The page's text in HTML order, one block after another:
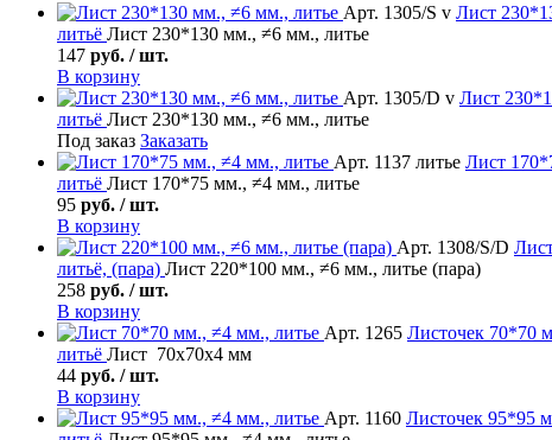
Арт. 1305/S v Лист
литьё Лист 230*130 мм., ≠6 мм., литье
147 руб. / шт.
В корзину
Арт. 1305/D v Лист
литьё Лист 230*130 мм., ≠6 мм., литье
Под заказ Заказать
Арт. 1137 литье Лист
литьё Лист 170*75 мм., ≠4 мм., литье
95 руб. / шт.
В корзину
Арт. 1308/S/D
литьё, (пара) Лист 220*100 мм., ≠6 мм., литье (пара)
258 руб. / шт.
В корзину
Арт. 1265 Листочек 70*70
литьё Лист 70х70х4 мм
44 руб. / шт.
В корзину
Арт. 1160 Листочек 95*95